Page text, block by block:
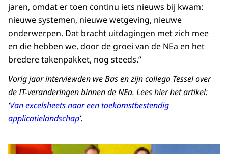
jaren, omdat er toen continu iets nieuws bij kwam:
nieuwe systemen, nieuwe wetgeving, nieuwe
onderwerpen. Dat bracht uitdagingen met zich mee
en die hebben we, door de groei van de NEa en het
bredere takenpakket, nog steeds.”
Vorig jaar interviewden we Bas en zijn collega Tessel over
de IT-veranderingen binnen de NEa. Lees hier het artikel:
‘Van excelsheets naar een toekomstbestendig
applicatielandschap’.